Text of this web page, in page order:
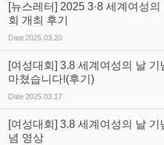
[뉴스레터] 2025 3·8 세계여성
회 개최 후기
Date2025.03.20
[여성대회] 3.8 세계여성의 날
마쳤습니다!(후기)
Date2025.03.17
[여성대회] 3.8 세계여성의 날 기
념 영상